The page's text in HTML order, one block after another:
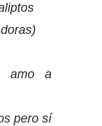
amo a
pero sí